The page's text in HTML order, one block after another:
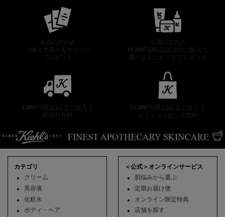
会員の方のみ
ご購入で選べるサンプル
会員の方のみ
14,300円(税込)以上のご購入で
選べるミニサイズプレゼント
8,800円(税込)以上ご購入で
11,000円(税込)以上ご購入で
カテゴリ
クリーム
美容液
化粧水
ボディ・ヘア
＜公式＞オンラインサービス
肌悩みから選ぶ
定期お届け便
オンライン限定特典
店舗を探す